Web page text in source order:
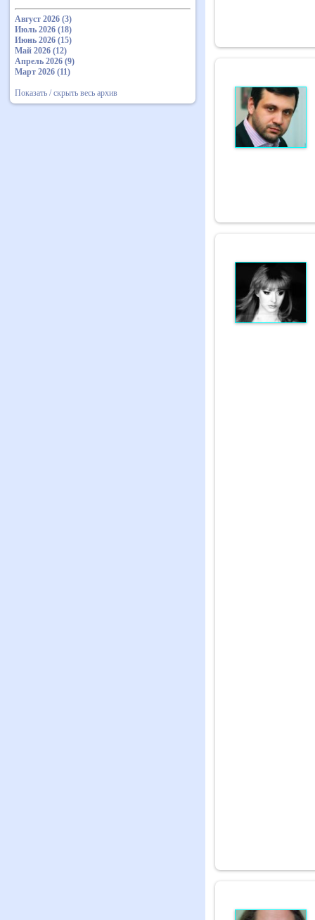
Август 2026 (3)
Июль 2026 (18)
Июнь 2026 (15)
Май 2026 (12)
Апрель 2026 (9)
Март 2026 (11)
Показать / скрыть весь архив